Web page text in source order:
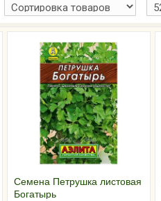
Семена Петрушка листовая
Богатырь